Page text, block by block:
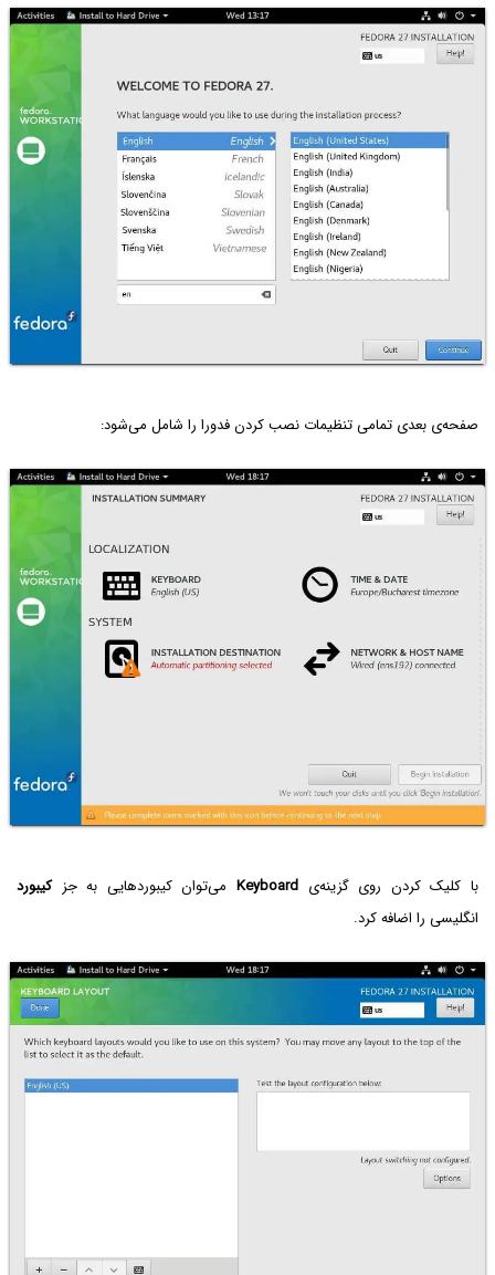
صفحه‌ی بعدی تمامی تنظیمات نصب کردن فدورا را شامل می‌شود:
با کلیک کردن روی گزینه‌ی Keyboard می‌توان کیبوردهایی به جزکیبورد
انگلیسی را اضافه کرد.